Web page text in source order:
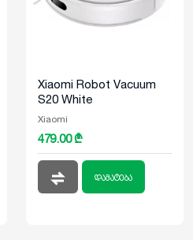
Xiaomi Robot Vacuum
S20 White
Xiaomi
479.00 ₾
დამატება